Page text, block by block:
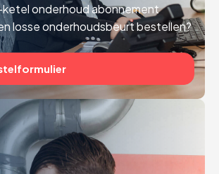
onderhoud abonnement
losse onderhoudsbeurt bestellen?